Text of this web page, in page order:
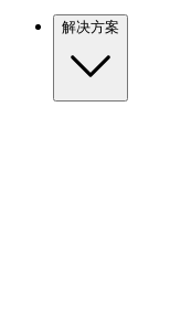
解决方案